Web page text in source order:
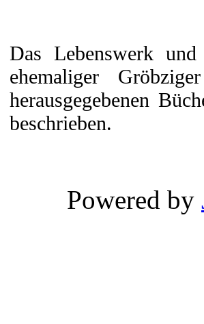
Das Lebenswerk und
ehemaliger
herausgegebenen
beschrieben.
Powered by